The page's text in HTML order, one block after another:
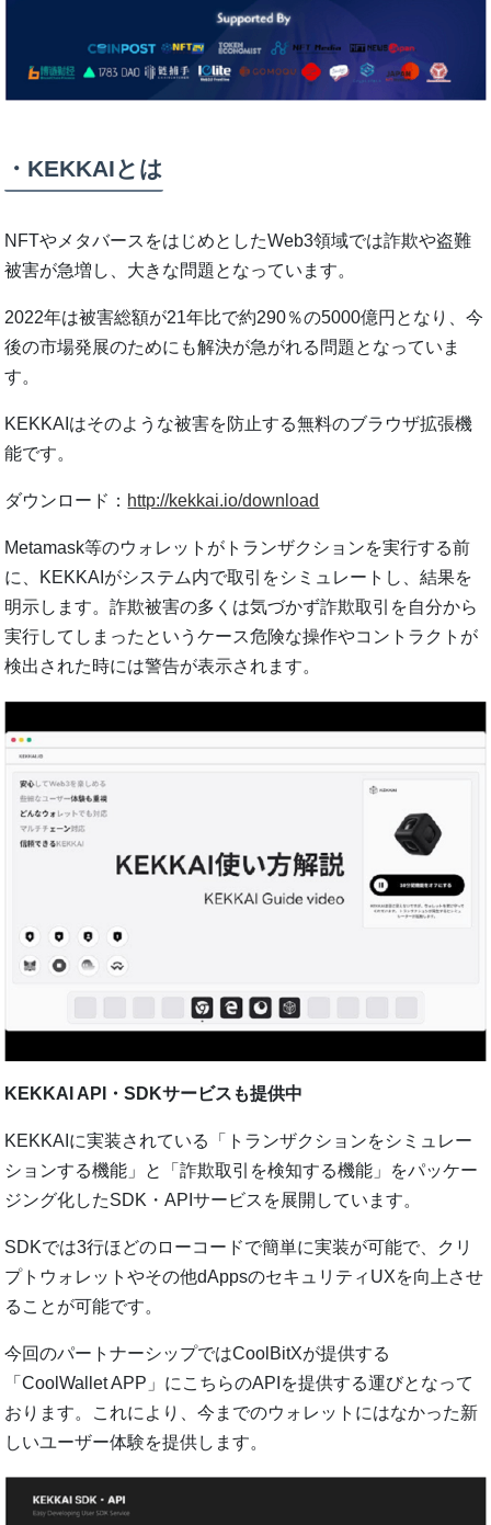
・KEKKAIとは
NFTやメタバースをはじめとしたWeb3領域では詐欺や盗難
被害が急増し、⼤きな問題となっています。
2022年は被害総額が21年⽐で約290％の5000億円となり、今
後の市場発展のためにも解決が急がれる問題となっていま
す。
KEKKAIはそのような被害を防⽌する無料のブラウザ拡張機
能です。
ダウンロード： http://kekkai.io/download
Metamask等のウォレットがトランザクションを実⾏する前
に、KEKKAIがシステム内で取引をシミュレートし、結果を
明⽰します。詐欺被害の多くは気づかず詐欺取引を⾃分から
実⾏してしまったというケース危険な操作やコントラクトが
検出された時には警告が表⽰されます。
KEKKAI API・SDKサービスも提供中
KEKKAIに実装されている「トランザクションをシミュレー
ションする機能」と「詐欺取引を検知する機能」をパッケー
ジング化したSDK・APIサービスを展開しています。
SDKでは3⾏ほどのローコードで簡単に実装が可能で、クリ
プトウォレットやその他dAppsのセキュリティUXを向上させ
ることが可能です。
今回のパートナーシップではCoolBitXが提供する
「CoolWallet APP」にこちらのAPIを提供する運びとなって
おります。これにより、今までのウォレットにはなかった新
しいユーザー体験を提供します。